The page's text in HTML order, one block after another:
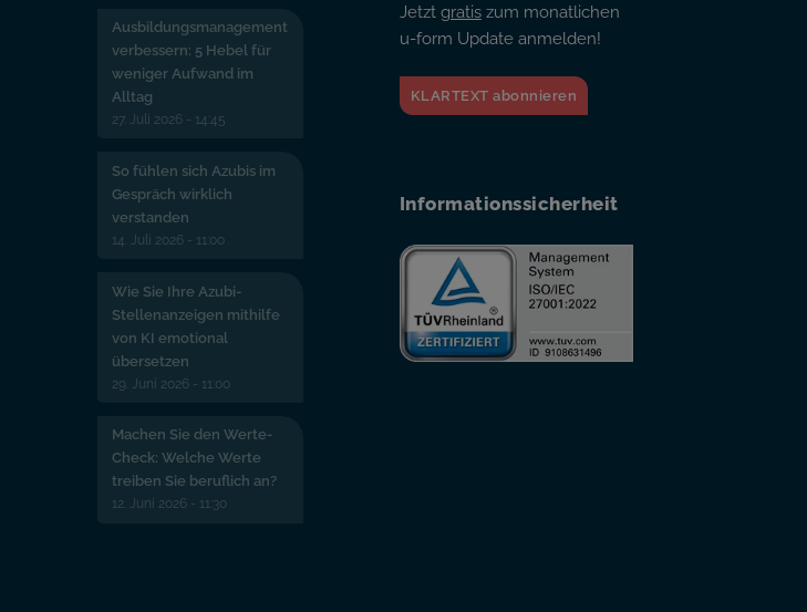
Ausbildungsmanagement
verbessern: 5 Hebel für
weniger Aufwand im
Alltag
27. Juli 2026 - 14:45
So fühlen sich Azubis im
Gespräch wirklich
verstanden
14. Juli 2026 - 11:00
Wie Sie Ihre Azubi-
Stellenanzeigen mithilfe
von KI emotional
übersetzen
29. Juni 2026 - 11:00
Machen Sie den Werte-
Check: Welche Werte
treiben Sie beruflich an?
12. Juni 2026 - 11:30
Jetzt gratiszum monatlichen
u-form Update anmelden!
KLARTEXT abonnieren
Informationssicherheit